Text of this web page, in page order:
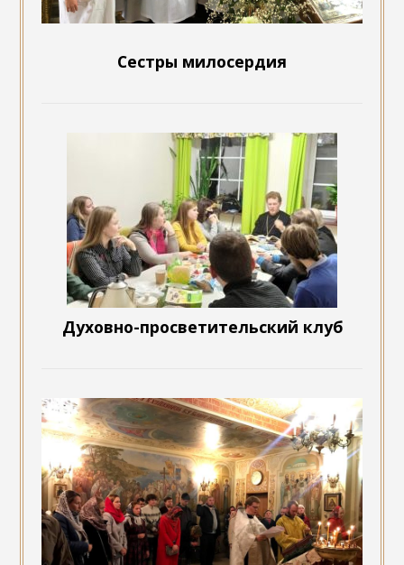
Сестры милосердия
Духовно-просветительский клуб